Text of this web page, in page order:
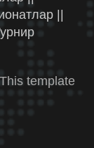
||
template